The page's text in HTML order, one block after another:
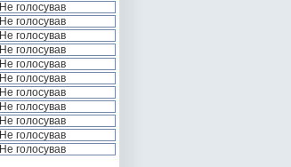
Не голосував
Не голосував
Не голосував
Не голосував
Не голосував
Не голосував
Не голосував
Не голосував
Не голосував
Не голосував
Не голосував